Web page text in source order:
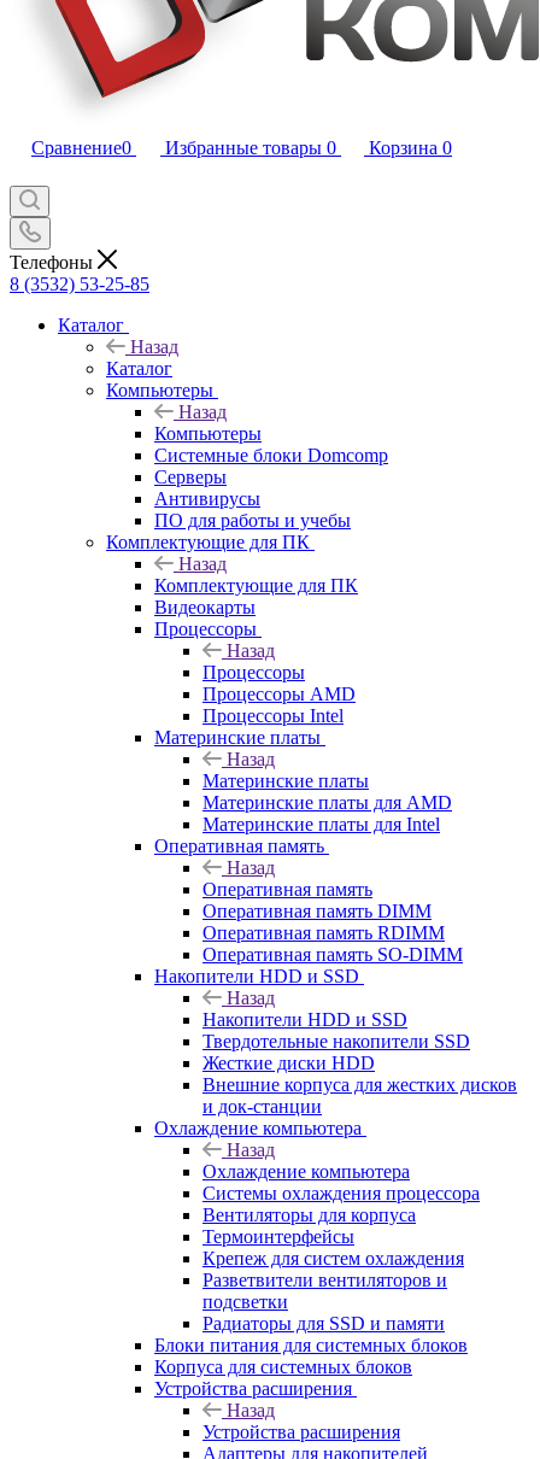
Сравнение0 Избранные товары 0 Корзина 0
Телефоны
8 (3532) 53-25-85
Каталог
Назад
Каталог
Компьютеры
Назад
Компьютеры
Системные блоки Domcomp
Серверы
Антивирусы
ПО для работы и учебы
Комплектующие для ПК
Назад
Комплектующие для ПК
Видеокарты
Процессоры
Назад
Процессоры
Процессоры AMD
Процессоры Intel
Материнские платы
Назад
Материнские платы
Материнские платы для AMD
Материнские платы для Intel
Оперативная память
Назад
Оперативная память
Оперативная память DIMM
Оперативная память RDIMM
Оперативная память SO-DIMM
Накопители HDD и SSD
Назад
Накопители HDD и SSD
Твердотельные накопители SSD
Жесткие диски HDD
Внешние корпуса для жестких дисков
и док-станции
Охлаждение компьютера
Назад
Охлаждение компьютера
Системы охлаждения процессора
Вентиляторы для корпуса
Термоинтерфейсы
Крепеж для систем охлаждения
Разветвители вентиляторов и
подсветки
Радиаторы для SSD и памяти
Блоки питания для системных блоков
Корпуса для системных блоков
Устройства расширения
Назад
Устройства расширения
Адаптеры для накопителей